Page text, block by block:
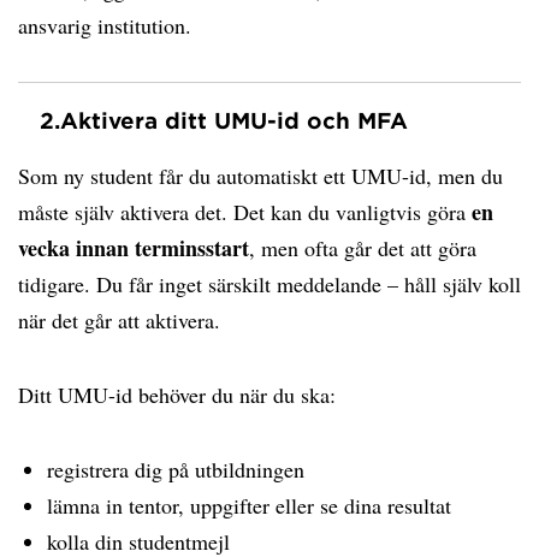
ansvarig institution.
2.Aktivera ditt UMU-id och MFA
Som ny student får du automatiskt ett UMU-id, men du
måste själv aktivera det. Det kan du vanligtvis göra en
vecka innan terminsstart, men ofta går det att göra
tidigare. Du får inget särskilt meddelande – håll själv koll
när det går att aktivera.
Ditt UMU-id behöver du när du ska:
registrera dig på utbildningen
lämna in tentor, uppgifter eller se dina resultat
kolla din studentmejl